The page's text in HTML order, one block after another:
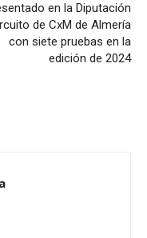
en la Diputación
de CxM de Almería
con siete pruebas en la
edición de 2024